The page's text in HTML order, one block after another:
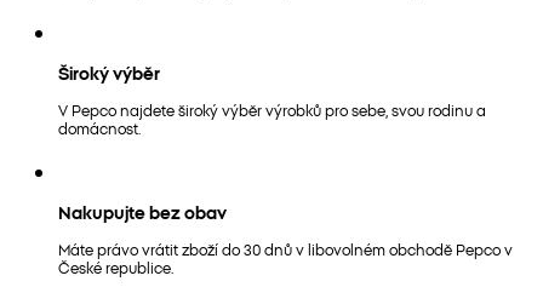
Široký výběr
V Pepco najdete široký výběr výrobků pro sebe, svou rodinu a
domácnost.
Nakupujte bez obav
Máte právo vrátit zboží do 30 dnů v libovolném obchodě Pepco v
České republice.